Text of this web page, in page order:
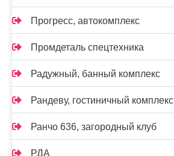
Прогресс, автокомплекс
Промдеталь спецтехника
Радужный, банный комплекс
Рандеву, гостиничный комплекс
Ранчо 636, загородный клуб
РДА